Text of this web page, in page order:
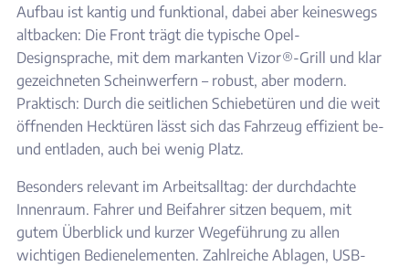
Aufbau ist kantig und funktional, dabei aber keineswegs
altbacken: Die Front trägt die typische Opel-
Designsprache, mit dem markanten Vizor®-Grill und klar
gezeichneten Scheinwerfern – robust, aber modern.
Praktisch: Durch die seitlichen Schiebetüren und die weit
öffnenden Hecktüren lässt sich das Fahrzeug effizient be-
und entladen, auch bei wenig Platz.
Besonders relevant im Arbeitsalltag: der durchdachte
Innenraum. Fahrer und Beifahrer sitzen bequem, mit
gutem Überblick und kurzer Wegeführung zu allen
wichtigen Bedienelementen. Zahlreiche Ablagen, USB-